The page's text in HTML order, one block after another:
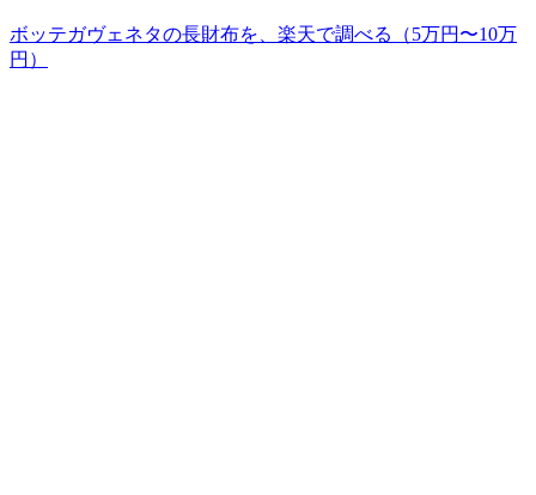
ボッテガヴェネタの長財布を、楽天で調べる（5万円〜10万
円）